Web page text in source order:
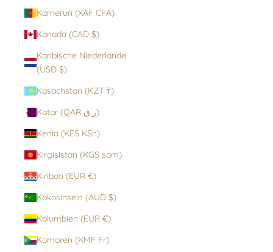
Kamerun (XAF CFA)
Kanada (CAD $)
Karibische Niederlande
(USD $)
Kasachstan (KZT ₸)
Katar (QAR ر.ق)
Kenia (KES KSh)
Kirgisistan (KGS som)
Kiribati (EUR €)
Kokosinseln (AUD $)
Kolumbien (EUR €)
Komoren (KMF Fr)